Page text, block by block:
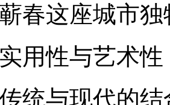
春这座城市
用性与艺术性
统与现代的